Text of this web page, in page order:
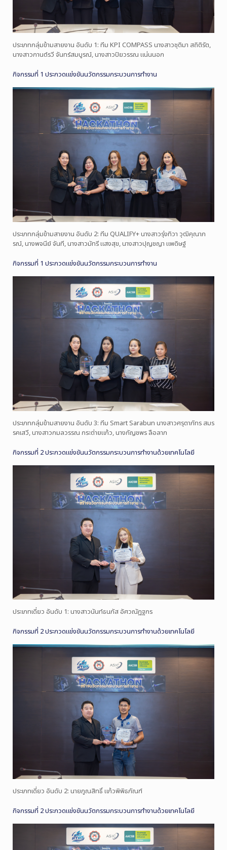
ประเภทกลุ่มข้ามสายงาน อันดับ 1: ทีม KPI COMPASS นางสาวชุติมา สถิติรัต,
นางสาวกานต์รวี จันทร์สมบูรณ์, นางสาวปิยวรรณ แน่นนอก
กิจกรรมที่ 1 ประกวดแข่งขันนวัตกรรมกระบวนการทำงาน
ประเภทกลุ่มข้ามสายงาน อันดับ 2: ทีม QUALIFY+ นางสาวรุ่งทิวา วุฒิคุณาภ
รณ์, นางพจนีย์ จันที, นางสาวมัทรี แสงสุข, นางสาวปุญชญา แพดิษฐ์
กิจกรรมที่ 1 ประกวดแข่งขันนวัตกรรมกระบวนการทำงาน
ประเภทกลุ่มข้ามสายงาน อันดับ 3: ทีม Smart Sarabun นางสาวศรุตาภัทร สมร
รคเสวี, นางสาวกมลวรรณ กระต่ายแก้ว, นางกัญชพร ลือลาภ
กิจกรรมที่ 2 ประกวดแข่งขันนวัตกรรมกระบวนการทำงานด้วยเทคโนโลยี
ประเภทเดี่ยว อันดับ 1: นางสาวนันท์ธนภัส อัศวณัฏฐกร
กิจกรรมที่ 2 ประกวดแข่งขันนวัตกรรมกระบวนการทำงานด้วยเทคโนโลยี
ประเภทเดี่ยว อันดับ 2: นายภูณสิทธิ์ แก้วพิพิธภัณฑ์
กิจกรรมที่ 2 ประกวดแข่งขันนวัตกรรมกระบวนการทำงานด้วยเทคโนโลยี